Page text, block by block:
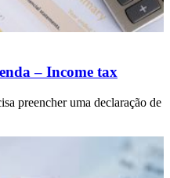
– Income tax
preencher uma declaração de